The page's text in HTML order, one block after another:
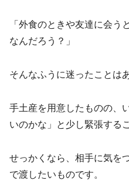
「外食のときや友達に会う
なんだろう？」
そんなふうに迷ったことは
手土産を用意したものの、
いのかな」と少し緊張する
せっかくなら、相手に気を
で渡したいものです。